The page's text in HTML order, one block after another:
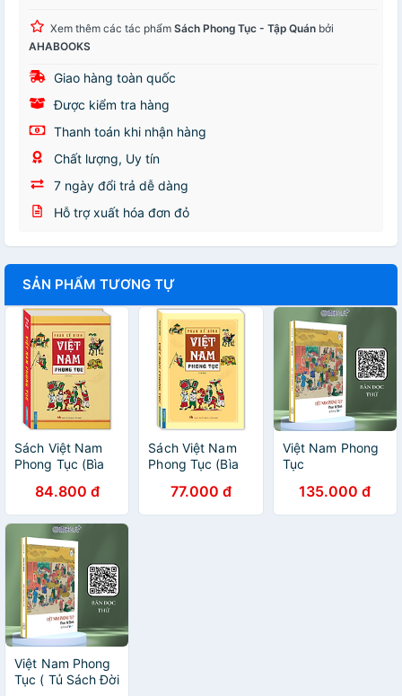
Xem thêm các tác phẩm Sách Phong Tục - Tập Quán bởi
AHABOOKS
Giao hàng toàn quốc
Được kiểm tra hàng
Thanh toán khi nhận hàng
Chất lượng, Uy tín
7 ngày đổi trả dễ dàng
Hỗ trợ xuất hóa đơn đỏ
SẢN PHẨM TƯƠNG TỰ
Sách Việt Nam
Phong Tục (Bìa
84.800 đ
Sách Việt Nam
Phong Tục (Bìa
77.000 đ
Việt Nam Phong
Tục
135.000 đ
Việt Nam Phong
Tục ( Tủ Sách Đời